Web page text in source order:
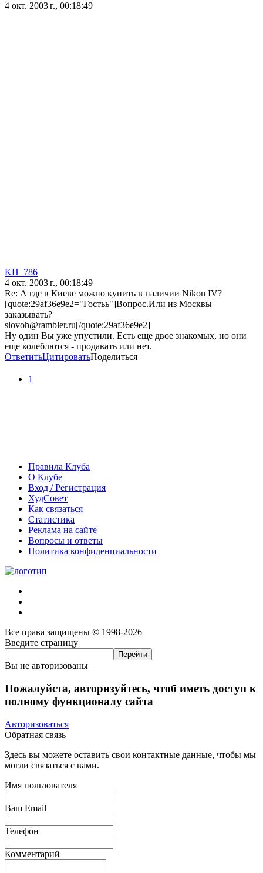
4 окт. 2003 г., 00:18:49
KH_786
4 окт. 2003 г., 00:18:49
Re: А где в Киеве можно купить в наличии Nikon IV?
[quote:29af36e9e2="Гостьь"]Вопрос.Или из Москвы
заказывать?
slovoh@rambler.ru[/quote:29af36e9e2]
Ну один Вы уже упустили. Есть еще двое знакомых, но они
еще колеблются - продавать или нет.
ОтветитьЦитироватьПоделиться
1
Правила Клуба
О Клубе
Вход / Регистрация
ХудСовет
Как связаться
Статистика
Реклама на сайте
Вопросы и ответы
Политика конфиденциальности
Все права защищены © 1998-2026
Введите страницу
Вы не авторизованы
Пожалуйста, авторизуйтесь, чтоб иметь доступ к
полному функционалу сайта
Авторизоваться
Обратная связь
Здесь вы можете оставить свои контактные данные, чтобы мы
могли связаться с вами.
Имя пользователя
Ваш Email
Телефон
Комментарий